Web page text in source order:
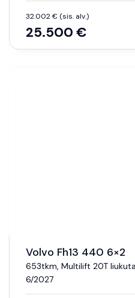
32.002 € (sis. alv.)
25.500 €
Volvo Fh13 440 6×2
653tkm, Multilift 20T
6/2027